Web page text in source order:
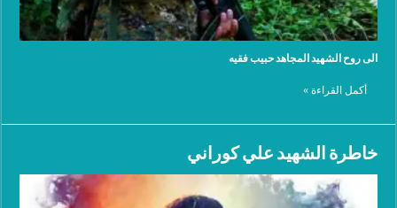
الى روح الشهيد المجاهد حبيب فقيه
أكمل القراءة »
خاطرة الشهيد علي كوراني